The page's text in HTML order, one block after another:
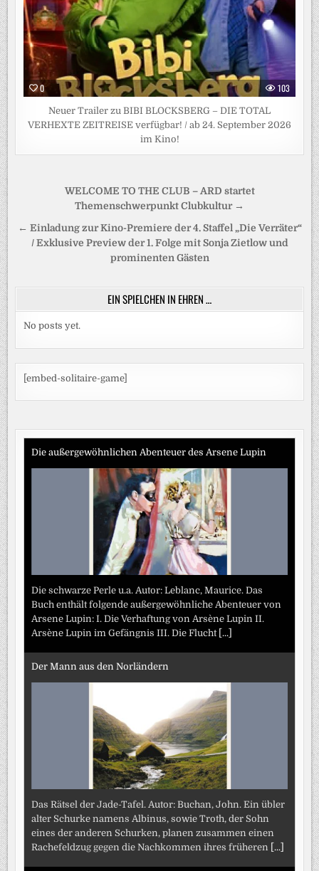
0 103
Neuer Trailer zu BIBI BLOCKSBERG – DIE TOTAL
VERHEXTE ZEITREISE verfügbar! / ab 24. September 2026
im Kino!
Beitragsnavigation
WELCOME TO THE CLUB – ARD startet
Themenschwerpunkt Clubkultur →
← Einladung zur Kino-Premiere der 4. Staffel „Die Verräter“
/ Exklusive Preview der 1. Folge mit Sonja Zietlow und
prominenten Gästen
EIN SPIELCHEN IN EHREN …
No posts yet.
[embed-solitaire-game]
Die außergewöhnlichen Abenteuer des Arsene Lupin
Die schwarze Perle u.a. Autor: Leblanc, Maurice. Das
Buch enthält folgende außergewöhnliche Abenteuer von
Arsene Lupin: I. Die Verhaftung von Arsène Lupin II.
Arsène Lupin im Gefängnis III. Die Flucht [...]
Der Mann aus den Norländern
Das Rätsel der Jade-Tafel. Autor: Buchan, John. Ein übler
alter Schurke namens Albinus, sowie Troth, der Sohn
eines der anderen Schurken, planen zusammen einen
Rachefeldzug gegen die Nachkommen ihres früheren [...]